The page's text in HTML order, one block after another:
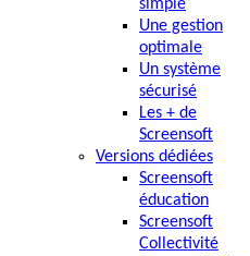
simple
Une gestion
optimale
Un système
sécurisé
Les + de
Screensoft
Versions dédiées
Screensoft
éducation
Screensoft
Collectivité